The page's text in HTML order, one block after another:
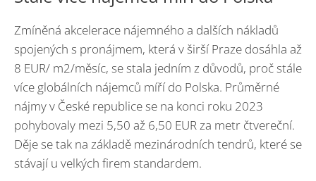
Zmíněná akcelerace nájemného a dalších nákladů
spojených s pronájmem, která v širší Praze dosáhla až
8 EUR/ m2/měsíc, se stala jedním z důvodů, proč stále
více globálních nájemců míří do Polska. Průměrné
nájmy v České republice se na konci roku 2023
pohybovaly mezi 5,50 až 6,50 EUR za metr čtvereční.
Děje se tak na základě mezinárodních tendrů, které se
stávají u velkých firem standardem.